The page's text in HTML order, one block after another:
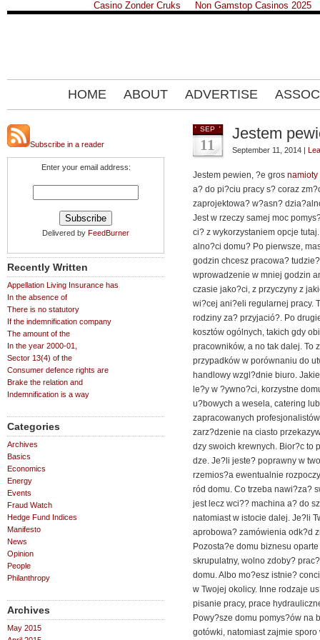
Casino Zonder Cruks Non Gamstop Casinos 2025
HOME ABOUT ADVERTISE
Subscribe in a reader
Enter your email address:
Delivered by FeedBurner
Recently Written
Appellation Living Insurance has
In the absence of
There is no statutory
If the indemnification company
The amount of the
In the year 2000-01,
Sector 13(4) of the
Consumer defence rights are
Brake the relation and
Indemnification is a way
Categories
Archives
Basics
Economics
Energy
Events
Fraud Watch
Hedge Fund Indices
Manifesto
News
Opinion
People
Philanthropy
Archives
May 2015
SEP
11
Jestem
September 11, 2014 |
Jestem pewien, ?e gros namioty
a? do pi?ciu pracy s? coraz
zaprojektowa? w?asn?
Jest w rzeczy samej moc
ci? z wykorzystaniem opcje
alno?ci domu? Po pierwsze,
godzin chcesz pracowa?
wprowadzenie w mniej godzin
czasie jako?ci, z przyczyny z
wi?cej ani?eli regularnej pracy.
rodziny za? przyjació?. Po
kosztów ogólnych, takich gdy
pracowników, a no tak dalej. To
przypadków w porównaniu do
handlowy wzgl?dnie biuro.
le?y w ?ywno?ci, korzystne
u?bowych a wesela, catering
zapracowanych
zarz?dzenie na ciasto
dzy swoich krewnych. Bior?c to
dze. Je?li jeste? poprawny w
rzemios?a ewentualnie
ród domu. Co trzeba nawi?za?
jest lecz wci?? machina a? do
natomiast w istocie dalej. Je?li
aprobowa? zamówienia odk?d
Pozosta?e domu biznesu
skrupulatny, wolno zdoby?
domu. Albo mo?esz istnie?
w Twojej okolicy. Inne rodzaje
pisanie pracy, prace
Powy?sze domu pomys?ów na
gotówki, natomiast zajmie